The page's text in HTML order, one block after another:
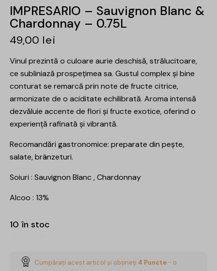
IMPRESARIO – Sauvignon Blanc &
Chardonnay – 0.75L
49,00 lei
Vinul prezintă o culoare aurie deschisă, strălucitoare,
ce subliniază prospețimea sa. Gustul complex și bine
conturat se remarcă prin note de fructe citrice,
armonizate de o aciditate echilibrată. Aroma intensă
dezvăluie accente de flori și fructe exotice, oferind o
experiență rafinată și vibrantă.
Recomandări gastronomice: preparate din pește,
salate, brânzeturi.
Soiuri : Sauvignon Blanc , Chardonnay
Alcoo : 13%
10 în stoc
Cumpărați acest articol și obțineți 4 Puncte - o